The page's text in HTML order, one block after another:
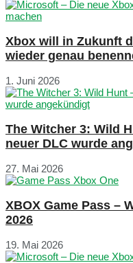
Xbox will in Zukunft
wieder genau
1. Juni 2026
The Witcher 3: Wild
neuer DLC wurde
27. Mai 2026
XBOX Game Pass –
2026
19. Mai 2026